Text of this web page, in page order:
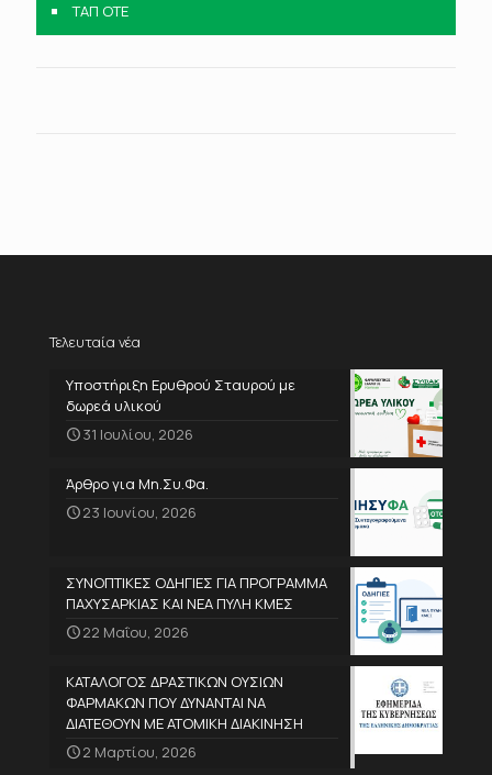
ΤΑΠ ΟΤΕ
Τελευταία νέα
Υποστήριξη Ερυθρού Σταυρού με
δωρεά υλικού
31 Ιουλίου, 2026
Άρθρο για Μη.Συ.Φα.
23 Ιουνίου, 2026
ΣΥΝΟΠΤΙΚΕΣ ΟΔΗΓΙΕΣ ΓΙΑ ΠΡΟΓΡΑΜΜΑ
ΠΑΧΥΣΑΡΚΙΑΣ ΚΑΙ ΝΕΑ ΠΥΛΗ ΚΜΕΣ
22 Μαΐου, 2026
ΚΑΤΑΛΟΓΟΣ ΔΡΑΣΤΙΚΩΝ ΟΥΣΙΩΝ
ΦΑΡΜΑΚΩΝ ΠΟΥ ΔΥΝΑΝΤΑΙ ΝΑ
ΔΙΑΤΕΘΟΥΝ ΜΕ ΑΤΟΜΙΚΗ ΔΙΑΚΙΝΗΣΗ
2 Μαρτίου, 2026